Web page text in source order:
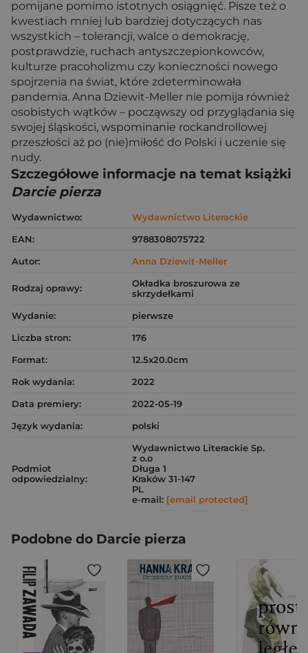
pomijane pomimo istotnych osiągnięć. Pisze też o
kwestiach mniej lub bardziej dotyczących nas
wszystkich – tolerancji, walce o demokrację,
postprawdzie, ruchach antyszczepionkowców,
kulturze pracoholizmu czy konieczności nowego
spojrzenia na świat, które zdeterminowała
pandemia. Anna Dziewit-Meller nie pomija również
osobistych wątków – począwszy od przyglądania się
swojej śląskości, wspominanie rockandrollowej
przeszłości aż po (nie)miłość do Polski i uczenie się
nudy.
Szczegółowe informacje na temat książki
Darcie pierza
Wydawnictwo:
Wydawnictwo Literackie
EAN:
9788308075722
Autor:
Anna Dziewit-Meller
Rodzaj oprawy:
Okładka broszurowa ze
skrzydełkami
Wydanie:
pierwsze
Liczba stron:
176
Format:
12.5x20.0cm
Rok wydania:
2022
Data premiery:
2022-05-19
Język wydania:
polski
Podmiot
odpowiedzialny:
Wydawnictwo Literackie Sp.
z o.o
Długa 1
Kraków 31-147
PL
e-mail: [email protected]
Podobne do Darcie pierza